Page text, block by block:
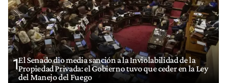
1El Senado dio media sanción a la Inviolabilidad de la
Propiedad Privada: el Gobierno tuvo que ceder en la Ley
del Manejo del Fuego